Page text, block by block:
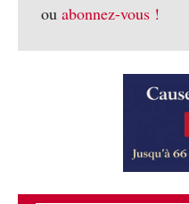
ou abonnez-vous !